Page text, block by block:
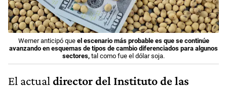
Werner anticipó que el escenario más probable es que se continúe
avanzando en esquemas de tipos de cambio diferenciados para algunos
sectores, tal como fue el dólar soja.
El actual director del Instituto de las